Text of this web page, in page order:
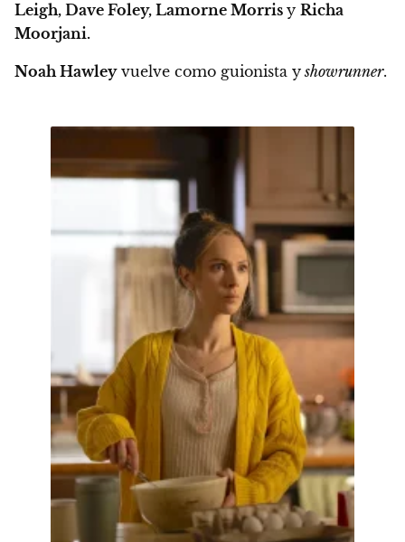
Leigh, Dave Foley, Lamorne Morris y Richa
Moorjani.
Noah Hawleyvuelve como guionista yshowrunner.